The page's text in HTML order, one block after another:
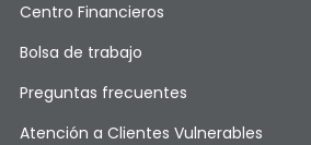
Centro Financieros
Bolsa de trabajo
Preguntas frecuentes
Atención a Clientes Vulnerables